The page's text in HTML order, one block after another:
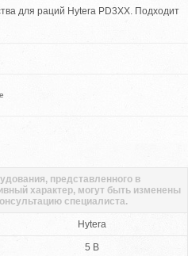
для раций Hytera PD3XX. Подходит
Hytera
5 В
представленного в
характер, могут быть изменены
специалиста.